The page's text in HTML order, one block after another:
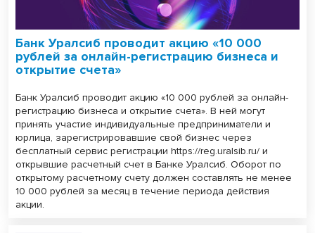
Банк Уралсиб проводит акцию «10 000
рублей за онлайн-регистрацию бизнеса и
открытие счета»
Банк Уралсиб проводит акцию «10 000 рублей за онлайн-
регистрацию бизнеса и открытие счета». В ней могут
принять участие индивидуальные предприниматели и
юрлица, зарегистрировавшие свой бизнес через
бесплатный сервис регистрации https://reg.uralsib.ru/ и
открывшие расчетный счет в Банке Уралсиб. Оборот по
открытому расчетному счету должен составлять не менее
10 000 рублей за месяц в течение периода действия
акции.